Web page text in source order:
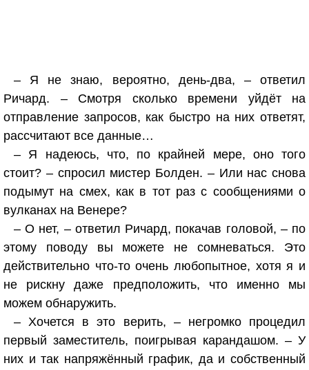
– Я не знаю, вероятно, день-два, – ответил
Ричард. – Смотря сколько времени уйдёт на
отправление запросов, как быстро на них ответят,
рассчитают все данные…
– Я надеюсь, что, по крайней мере, оно того
стоит? – спросил мистер Болден. – Или нас снова
подымут на смех, как в тот раз с сообщениями о
вулканах на Венере?
– О нет, – ответил Ричард, покачав головой, – по
этому поводу вы можете не сомневаться. Это
действительно что-то очень любопытное, хотя я и
не рискну даже предположить, что именно мы
можем обнаружить.
– Хочется в это верить, – негромко процедил
первый заместитель, поигрывая карандашом. – У
них и так напряжённый график, да и собственный